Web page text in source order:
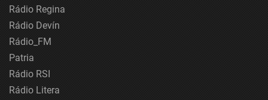
Rádio Regina
Rádio Devín
Rádio_FM
Patria
Rádio RSI
Rádio Litera